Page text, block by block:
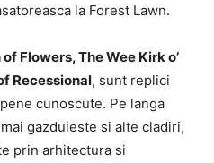
la Forest Lawn.
Flowers, The Wee Kirk o’
Recessional, sunt replici
cunoscute. Pe langa
gazduieste si alte cladiri,
prin arhitectura si